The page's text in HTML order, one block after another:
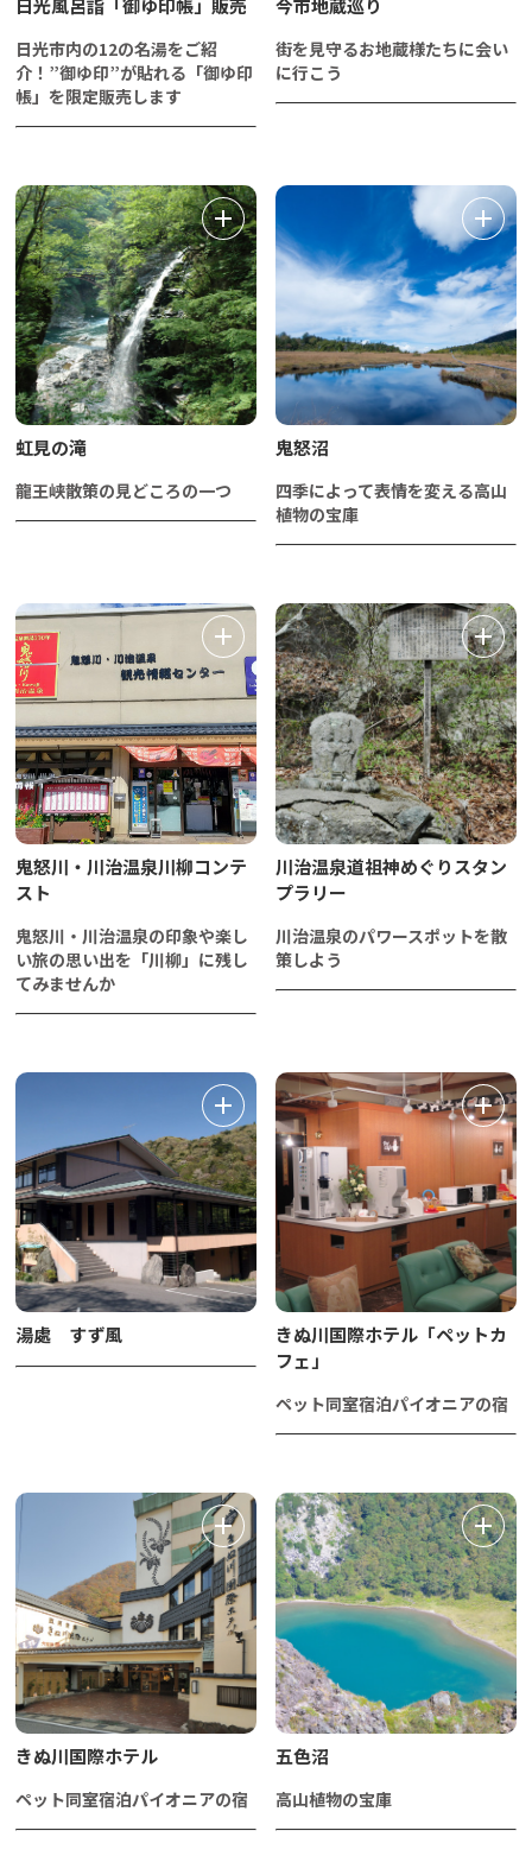
日光風呂詣「御ゆ印帳」販売
日光市内の12の名湯をご紹
介！”御ゆ印”が貼れる「御ゆ印
帳」を限定販売します
今市地蔵巡り
街を見守るお地蔵様たちに会い
に行こう
虹見の滝
龍王峡散策の見どころの一つ
鬼怒沼
四季によって表情を変える高山
植物の宝庫
鬼怒川・川治温泉川柳コンテ
スト
鬼怒川・川治温泉の印象や楽し
い旅の思い出を「川柳」に残し
てみませんか
川治温泉道祖神めぐりスタン
プラリー
川治温泉のパワースポットを散
策しよう
湯處 すず風
きぬ川国際ホテル「ペットカ
フェ」
ペット同室宿泊パイオニアの宿
きぬ川国際ホテル
ペット同室宿泊パイオニアの宿
五色沼
高山植物の宝庫